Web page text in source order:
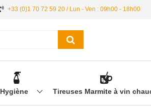
+33 (0)1 70 72 59 20 / Lun - Ven : 09h00 - 18h00
Hygiène Tireuses Marmite à vin